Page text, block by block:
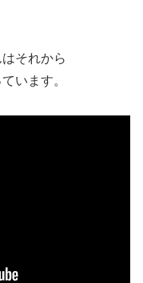
それから
います。